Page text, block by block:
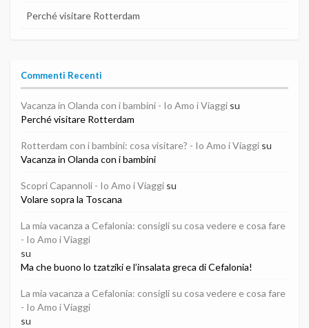
Perché visitare Rotterdam
Commenti Recenti
Vacanza in Olanda con i bambini - Io Amo i Viaggi su
Perché visitare Rotterdam
Rotterdam con i bambini: cosa visitare? - Io Amo i Viaggi su
Vacanza in Olanda con i bambini
Scopri Capannoli - Io Amo i Viaggi su
Volare sopra la Toscana
La mia vacanza a Cefalonia: consigli su cosa vedere e cosa fare
- Io Amo i Viaggi
su
Ma che buono lo tzatziki e l’insalata greca di Cefalonia!
La mia vacanza a Cefalonia: consigli su cosa vedere e cosa fare
- Io Amo i Viaggi
su